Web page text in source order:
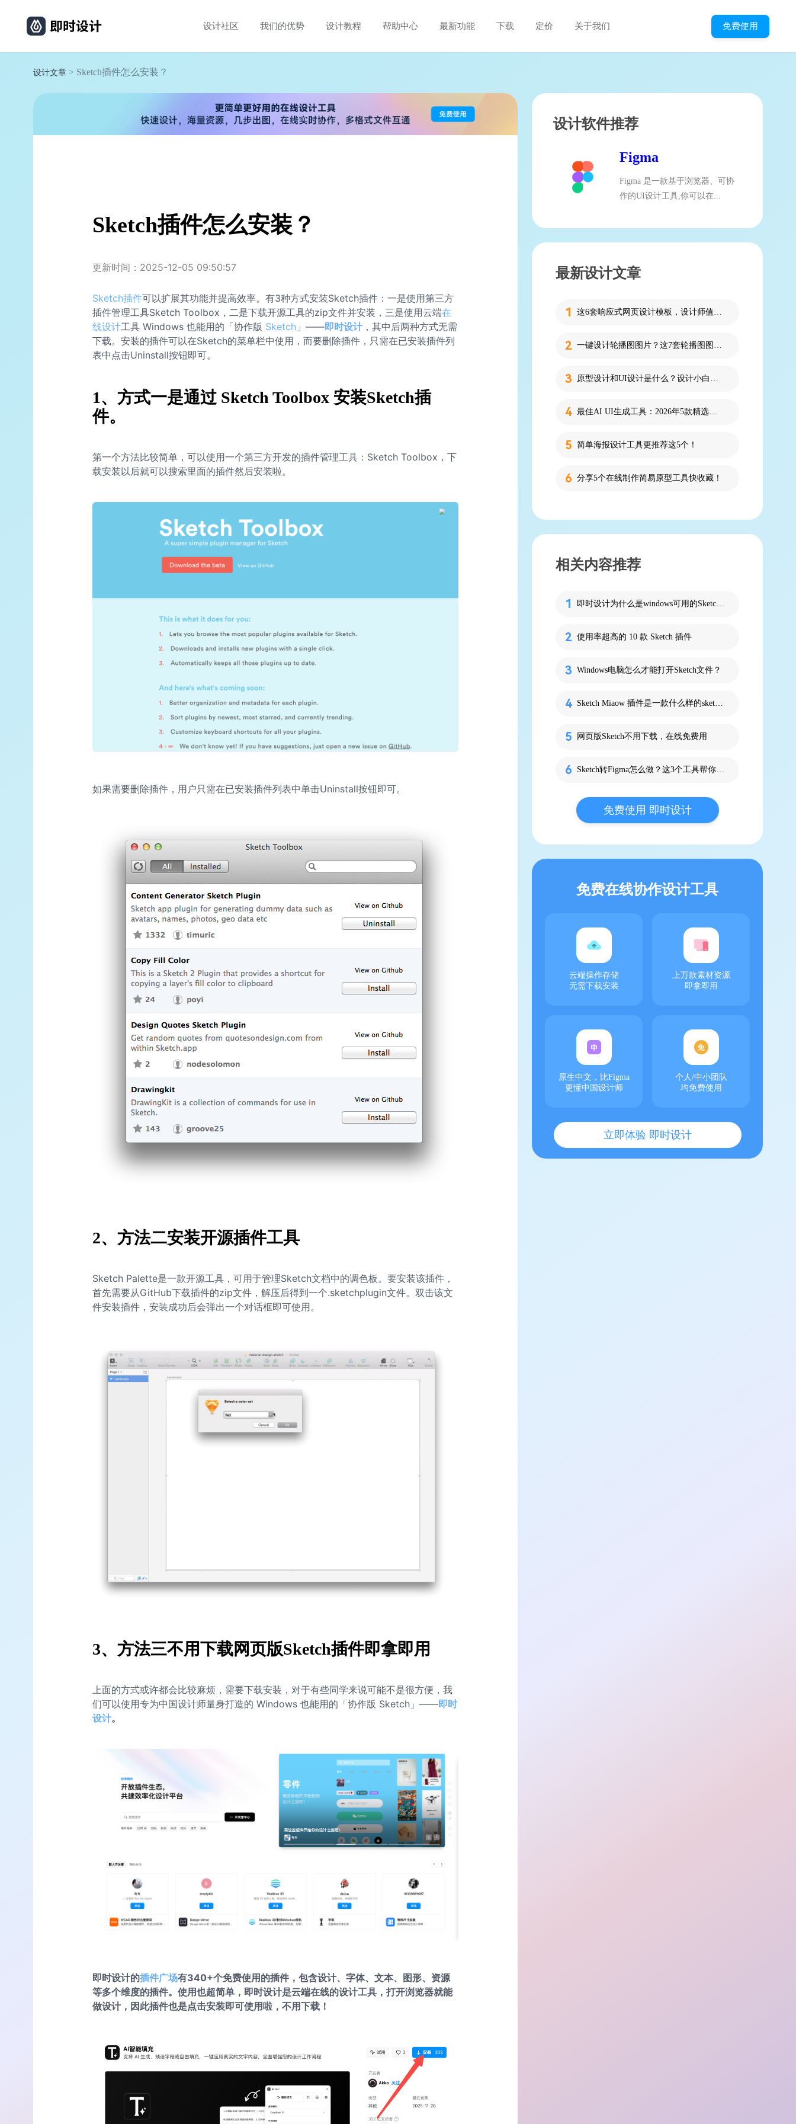
设计社区 我们的优势 设计教程 帮助中心 最新功能 下载 定价 关于我们 免费使用
设计文章 > Sketch插件怎么安装？
Sketch插件怎么安装？
更新时间：2025-12-05 09:50:57
Sketch插件可以扩展其功能并提高效率。有3种方式安装Sketch插件：一是使用第三方
插件管理工具Sketch Toolbox，二是下载开源工具的zip文件并安装，三是使用云端在
线设计工具 Windows 也能用的「协作版 Sketch 」——即时设计 ，其中后两种方式无需
下载。安装的插件可以在Sketch的菜单栏中使用，而要删除插件，只需在已安装插件列
表中点击Uninstall按钮即可。
1、方式一是通过 Sketch Toolbox 安装Sketch插
件。
第一个方法比较简单，可以使用一个第三方开发的插件管理工具：Sketch Toolbox，下
载安装以后就可以搜索里面的插件然后安装啦。
如果需要删除插件，用户只需在已安装插件列表中单击Uninstall按钮即可。
2、方法二安装开源插件工具
Sketch Palette是一款开源工具，可用于管理Sketch文档中的调色板。要安装该插件，
首先需要从GitHub下载插件的zip文件，解压后得到一个.sketchplugin文件。双击该文
件安装插件，安装成功后会弹出一个对话框即可使用。
3、方法三不用下载网页版Sketch插件即拿即用
上面的方式或许都会比较麻烦，需要下载安装，对于有些同学来说可能不是很方便，我
们可以使用专为中国设计师量身打造的 Windows 也能用的「协作版 Sketch」——即时
设计。
即时设计的插件广场有340+个免费使用的插件，包含设计、字体、文本、图形、资源
等多个维度的插件。使用也超简单，即时设计是云端在线的设计工具，打开浏览器就能
做设计，因此插件也是点击安装即可使用啦，不用下载！
设计软件推荐
Figma
Figma 是一款基于浏览器、可协
作的UI设计工具,你可以在...
最新设计文章
这6套响应式网页设计模板，设计师值得收藏！
一键设计轮播图图片？这7套轮播图图片资源快收藏！
原型设计和UI设计是什么？设计小白必看的科普！
最佳AI UI生成工具：2026年5款精选，新手零代码快速制作界面
简单海报设计工具更推荐这5个！
分享5个在线制作简易原型工具快收藏！
相关内容推荐
即时设计为什么是windows可用的Sketch？
使用率超高的 10 款 Sketch 插件
Windows电脑怎么才能打开Sketch文件？
Sketch Miaow 插件是一款什么样的sketch插件
网页版Sketch不用下载，在线免费用
Sketch转Figma怎么做？这3个工具帮你一次搞定！
免费使用 即时设计
免费在线协作设计工具
云端操作存储
无需下载安装
上万款素材资源
即拿即用
原生中文，比Figma
更懂中国设计师
个人/中小团队
均免费使用
立即体验 即时设计